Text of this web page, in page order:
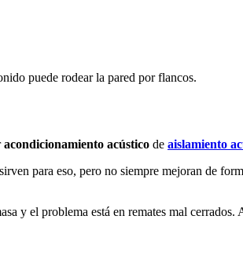
puede rodear la pared por flancos.
acondicionamiento acústico de aislamiento
sirven para eso, pero no siempre mejoran de
y el problema está en remates mal cerrados.